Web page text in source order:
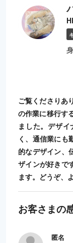
ご覧くださりあ
の作業に移行す
ました。デザ
く、通信業にも
的なデザイン、
ザインが好きで
ます。どうぞ、
お客さまの
匿名